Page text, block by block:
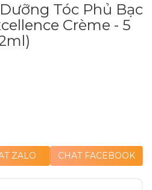
Tóc Phủ Bạc
Crème - 5
ZALO CHAT FACEBOOK